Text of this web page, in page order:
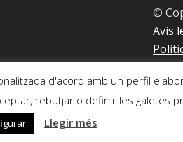
©
Avís
d'acord amb un perfil
rebutjar o definir les galetes
Llegir més